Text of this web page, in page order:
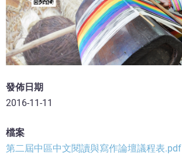
發佈日期
2016-11-11
檔案
第二屆中區中文閱讀與寫作論壇議程表.pdf